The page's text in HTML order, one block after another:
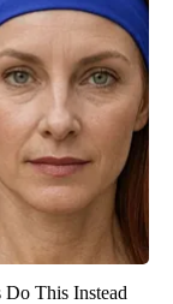
This Instead